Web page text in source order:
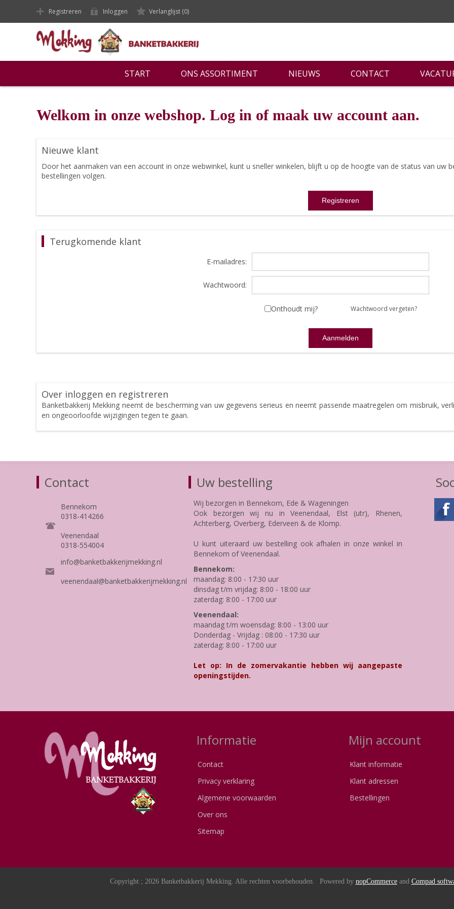
Registreren Inloggen Verlanglijst (0)
START ONS ASSORTIMENT NIEUWS CONTACT
Welkom in onze webshop. Log in of maak uw account aan.
Nieuwe klant
Door het aanmaken van een account in onze webwinkel, kunt u sneller winkelen, blijft u op de hoogte van de status van uw
bestellingen volgen.
Terugkomende klant
E-mailadres:
Wachtwoord:
Onthoudt mij? Wachtwoord vergeten?
Over inloggen en registreren
Banketbakkerij Mekking neemt de bescherming van uw gegevens serieus en neemt passende maatregelen om misbruik,
en ongeoorloofde wijzigingen tegen te gaan.
Contact
Bennekom
0318-414266
Veenendaal
0318-554004
info@banketbakkerijmekking.nl
veenendaal@banketbakkerijmekking.nl
Uw bestelling
Wij bezorgen in Bennekom, Ede & Wageningen
Ook bezorgen wij nu in Veenendaal, Elst (utr), Rhenen,
Achterberg, Overberg, Ederveen & de Klomp.
U kunt uiteraard uw bestelling ook afhalen in onze winkel in
Bennekom of Veenendaal.
Bennekom:
maandag: 8:00 - 17:30 uur
dinsdag t/m vrijdag: 8:00 - 18:00 uur
zaterdag: 8:00 - 17:00 uur
Veenendaal:
maandag t/m woensdag: 8:00 - 13:00 uur
Donderdag - Vrijdag : 08:00 - 17:30 uur
zaterdag: 8:00 - 17:00 uur
Let op: In de zomervakantie hebben wij aangepaste
openingstijden.
Informatie
Contact
Privacy verklaring
Algemene voorwaarden
Over ons
Sitemap
Mijn account
Klant informatie
Klant adressen
Bestellingen
Copyright ; 2026 Banketbakkerij Mekking. Alle rechten voorbehouden. Powered by nopCommerceand Compad